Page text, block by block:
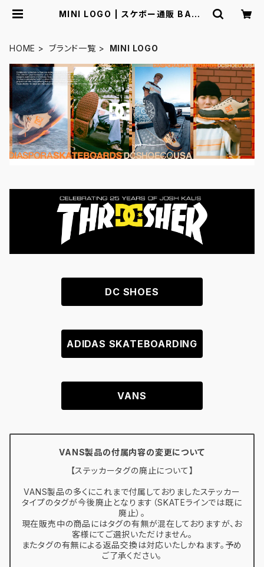
MINI LOGO | スケボー通販 BACK
HOME ブランド一覧 MINI LOGO
DC SHOES
ADIDAS SKATEBOARDING
VANS
VANS製品の付属内容の変更について
【ステッカータグの廃止について】
VANS製品の多くにこれまで付属しておりましたステッカー
タイプのタグが今後廃止となります（SKATEラインでは既に
廃止）。
現在販売中の商品にはタグの有無が混在しておりますが、お
客様にてご選択いただけません。
またタグの有無による返品交換は対応いたしかねます。予め
ご了承ください。